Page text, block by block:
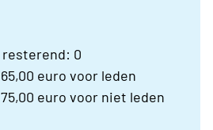
resterend: 0
euro voor leden
euro voor niet leden